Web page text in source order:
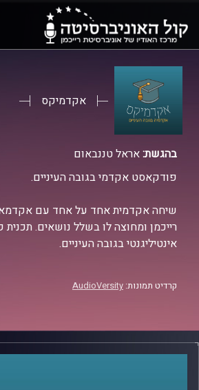
אקדמיקס
בהגשת:אראל טננבאום
פודקאסט אקדמי בגובה העיניים.
שיחה אקדמית אחד על אחד עם
רייכמן ומחוצה לו בשלל נושאים. תכנית
אינטיליגנטי בגובה העיניים.
קרדיט תמונות: AudioVersity